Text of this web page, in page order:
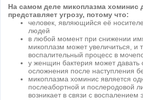
На самом деле микоплазма хоминис
представляет угрозу, потому что:
человек, являющийся её
людей
в любой момент при снижении
микоплазм может увеличиться, и
воспалительный процесс в
у женщин бактерия может давать
осложнения после наступления
микоплазма хоминис является
послеабортной и послеродовой
возникает в связи с воспалением